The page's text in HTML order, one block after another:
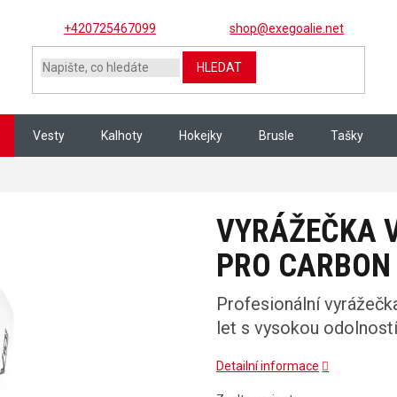
+420725467099
shop@exegoalie.net
HLEDAT
Vesty Kalhoty Hokejky Brusle Tašky
VYRÁŽEČKA
PRO
Profesionální
let s vysokou
Detailní informace